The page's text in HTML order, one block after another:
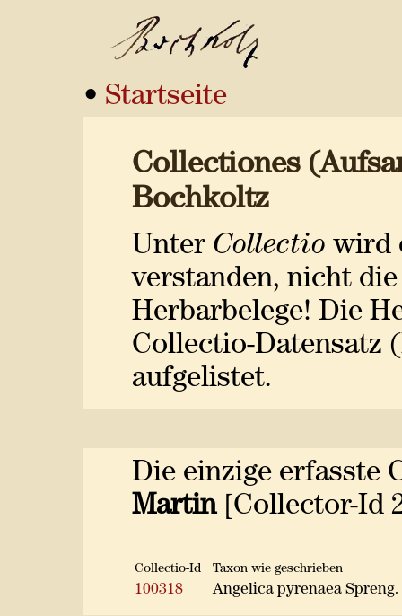
• Startseite
Collectiones
Bochkoltz
Unter Collectio wird
verstanden, nicht
Herbarbelege! Die
Collectio-Datensatz
aufgelistet.
Die einzige erfasste
Martin[Collector-Id
Collectio-Id Taxon wie geschrieben
100318 Angelica pyrenaea Spreng.